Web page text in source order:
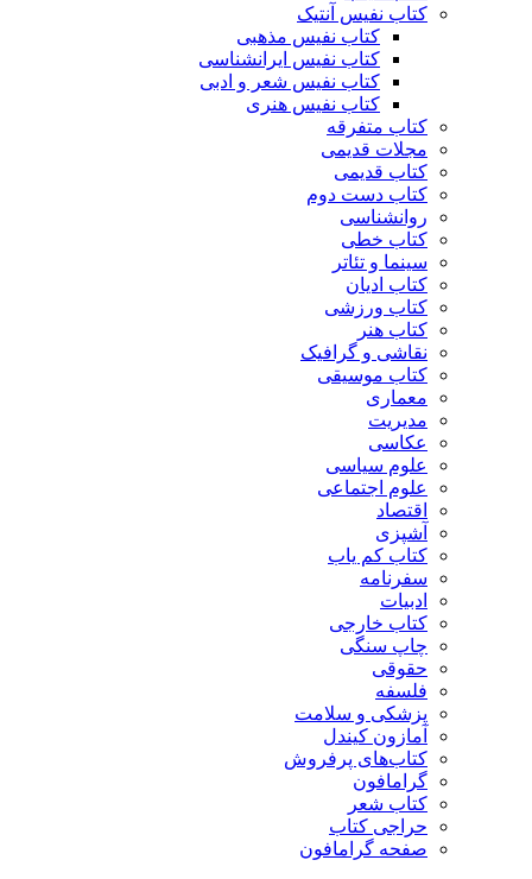
کتاب نفیس آنتیک
کتاب نفیس مذهبی
کتاب نفیس ایرانشناسی
کتاب نفیس شعر و ادبی
کتاب نفیس هنری
کتاب متفرقه
مجلات قدیمی
کتاب قدیمی
کتاب دست دوم
روانشناسی
کتاب خطی
سینما و تئاتر
کتاب ادیان
کتاب ورزشی
کتاب هنر
نقاشی و گرافیک
کتاب موسیقی
معماری
مدیریت
عکاسی
علوم سیاسی
علوم اجتماعی
اقتصاد
آشپزی
کتاب کم یاب
سفرنامه
ادبیات
کتاب خارجی
چاپ سنگی
حقوقی
فلسفه
پزشکی و سلامت
آمازون کیندل
کتاب‌های پرفروش
گرامافون
کتاب شعر
حراجی کتاب
صفحه گرامافون